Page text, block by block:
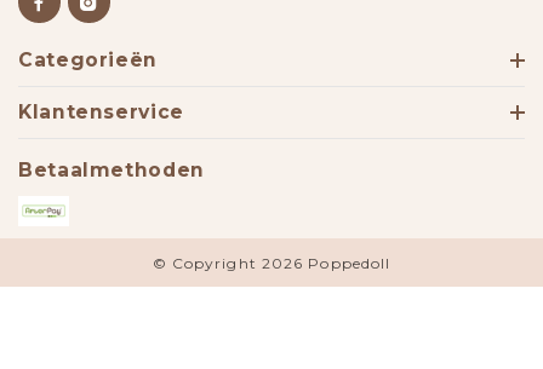
Categorieën
Klantenservice
Betaalmethoden
© Copyright 2026 Poppedoll